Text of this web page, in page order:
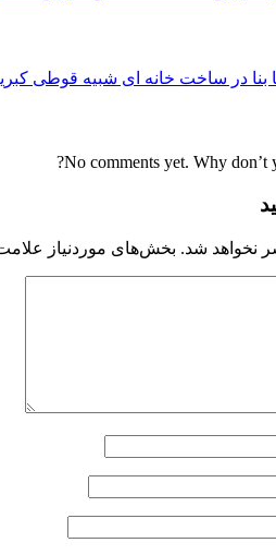
بنا در ساخت خانه ای شبیه قوطی
No comments yet. Why don’t
نخواهد شد. بخش‌های موردنیاز